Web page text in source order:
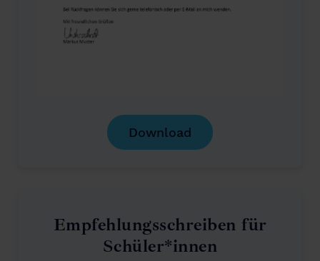
Download
Empfehlungsschreiben für
Schüler*innen